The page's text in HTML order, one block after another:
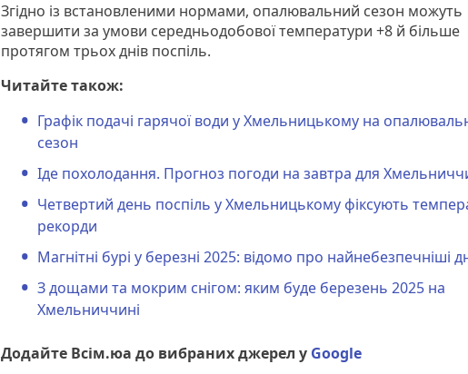
Згідно із встановленими нормами, опалювальний сезон можуть
завершити за умови середньодобової температури +8 й більше
протягом трьох днів поспіль.
Читайте також:
Графік подачі гарячої води у Хмельницькому на
сезон
Іде похолодання. Прогноз погоди на завтра для
Четвертий день поспіль у Хмельницькому фіксують
рекорди
Магнітні бурі у березні 2025: відомо про найнебезпечніші
З дощами та мокрим снігом: яким буде березень 2025 на
Хмельниччині
Додайте Всім.юа до вибраних джерел у Google